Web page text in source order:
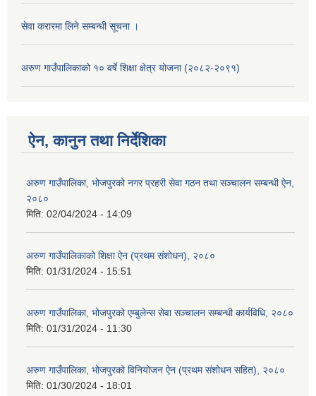
सेवा करारमा लिने सम्बन्धी सूचना ।
अरुण गाउँपालिकाको १० वर्षे शिक्षा क्षेत्र योजना (२०८२-२०९१)
ऐन, कानुन तथा निर्देशिका
अरुण गाउँपालिका, भोजपुरको नगर प्रहरी सेवा गठन तथा सञ्‍चालन सम्बन्धी ऐन,
२०८०
मिति: 02/04/2024 - 14:09
अरुण गाउँपालिकाको शिक्षा ऐन (प्रथम संशोधन), २०८०
मिति: 01/31/2024 - 15:51
अरुण गाउँपालिका, भोजपुरको एम्बुलेन्स सेवा सञ्चालन सम्बन्धी कार्यविधि, २०८०
मिति: 01/31/2024 - 11:30
अरुण गाउँपालिका, भोजपुरको विनियोजन ऐन (प्रथम संशोधन सहित), २०८०
मिति: 01/30/2024 - 18:01